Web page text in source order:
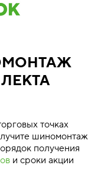
точках
шиномонтаж
получения
и сроки акции